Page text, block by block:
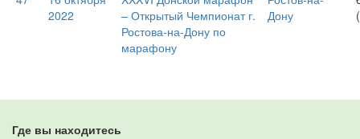
2022
– Открытый Чемпионат г.
Ростова-на-Дону по
марафону
Дону
Где вы находитесь